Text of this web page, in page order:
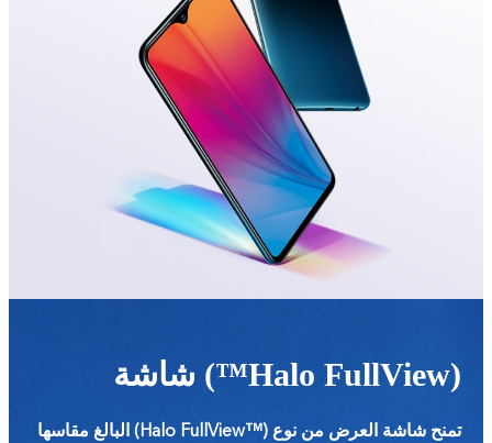
شاشة (™Halo FullView)
تمنح شاشة العرض من نوع (™Halo FullView) البالغ مقاسها